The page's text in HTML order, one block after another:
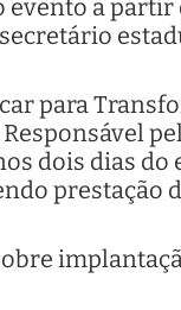
a partir
para
dois dias do
prestação